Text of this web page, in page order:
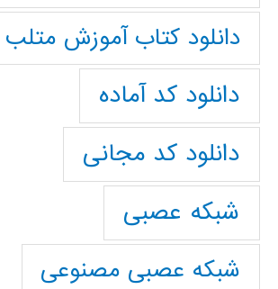
دانلود کتاب آموزش متلب
دانلود کد آماده
دانلود کد مجانی
شبکه عصبی
شبکه عصبی مصنوعی